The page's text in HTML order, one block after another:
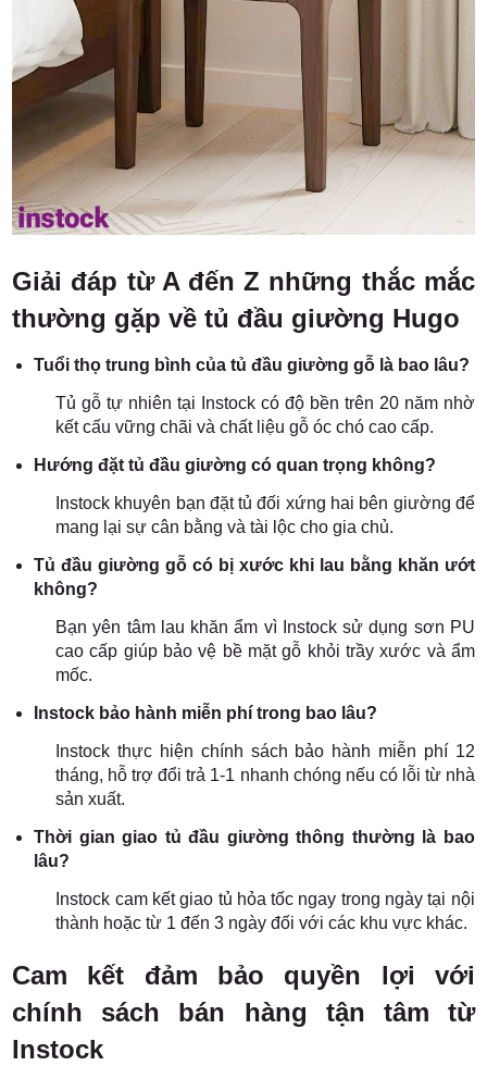
Giải đáp từ A đến Z những thắc mắc
thường gặp về tủ đầu giường Hugo
Tuổi thọ trung bình của tủ đầu giường gỗ là bao lâu?
Tủ gỗ tự nhiên tại Instock có độ bền trên 20 năm nhờ
kết cấu vững chãi và chất liệu gỗ óc chó cao cấp.
Hướng đặt tủ đầu giường có quan trọng không?
Instock khuyên bạn đặt tủ đối xứng hai bên giường để
mang lại sự cân bằng và tài lộc cho gia chủ.
Tủ đầu giường gỗ có bị xước khi lau bằng khăn ướt
không?
Bạn yên tâm lau khăn ẩm vì Instock sử dụng sơn PU
cao cấp giúp bảo vệ bề mặt gỗ khỏi trầy xước và ẩm
mốc.
Instock bảo hành miễn phí trong bao lâu?
Instock thực hiện chính sách bảo hành miễn phí 12
tháng, hỗ trợ đổi trả 1-1 nhanh chóng nếu có lỗi từ nhà
sản xuất.
Thời gian giao tủ đầu giường thông thường là bao
lâu?
Instock cam kết giao tủ hỏa tốc ngay trong ngày tại nội
thành hoặc từ 1 đến 3 ngày đối với các khu vực khác.
Cam kết đảm bảo quyền lợi với
chính sách bán hàng tận tâm từ
Instock